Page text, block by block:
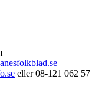
eller 08-121 062 57